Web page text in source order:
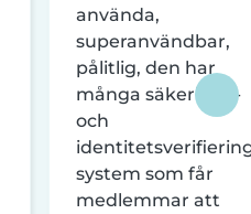
använda,
superanvändbar,
pålitlig, den har
många säkerhets-
och
system som får
medlemmar att